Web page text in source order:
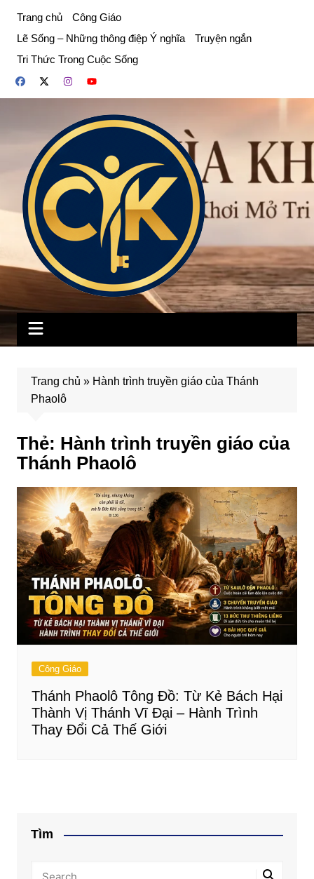
phần
dung
Trang chủ
Công Giáo
Lẽ Sống – Những thông điệp Ý nghĩa
Truyện ngắn
Tri Thức Trong Cuộc Sống
Trang chủ » Hành trình truyền giáo của Thánh
Phaolô
Thẻ: Hành trình truyền giáo của
Thánh Phaolô
Công Giáo
Thánh Phaolô Tông Đồ: Từ Kẻ Bách Hại
Thành Vị Thánh Vĩ Đại – Hành Trình
Thay Đổi Cả Thế Giới
Tìm